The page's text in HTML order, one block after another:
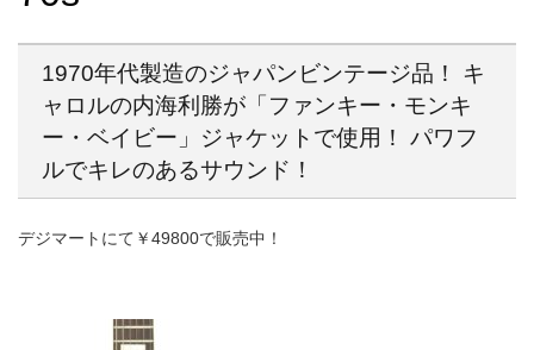
1970年代製造のジャパンビンテージ品！ キ
ャロルの内海利勝が「ファンキー・モンキ
ー・ベイビー」ジャケットで使用！ パワフ
ルでキレのあるサウンド！
デジマートにて￥49800で販売中！